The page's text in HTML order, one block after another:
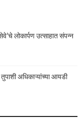
लोकार्पण उत्साहात संपन्न
अधिकाऱ्यांच्या आयडी